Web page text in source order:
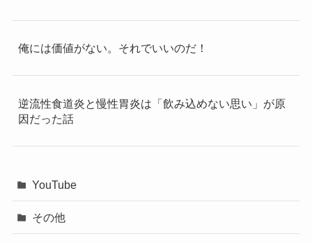
俺には価値がない。それでいいのだ！
逆流性食道炎と慢性胃炎は「飲み込めない思い」が原
因だった話
YouTube
その他